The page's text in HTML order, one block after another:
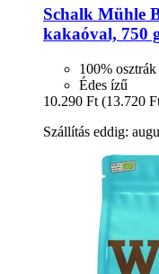
Schalk Mühle
kakaóval, 750
100%
Édes ízű
10.290 Ft (13.720
Szállítás eddig: